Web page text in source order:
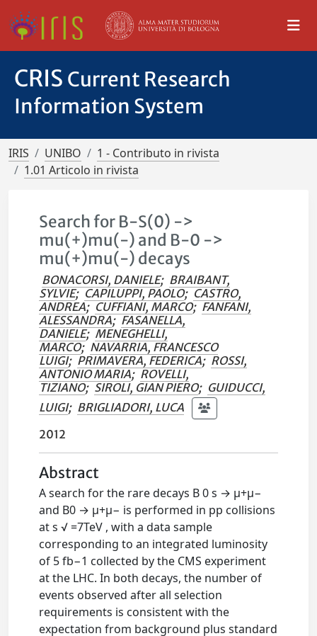
CRIS Current Research
Information System
IRIS UNIBO
1 - Contributo in rivista
1.01 Articolo in rivista
Search for B-S(0) ->
mu(+)mu(-) and B-0 ->
mu(+)mu(-) decays
BONACORSI, DANIELE; BRAIBANT,
SYLVIE; CAPILUPPI, PAOLO; CASTRO,
ANDREA; CUFFIANI, MARCO; FANFANI,
ALESSANDRA; FASANELLA,
DANIELE; MENEGHELLI,
MARCO; NAVARRIA, FRANCESCO
LUIGI; PRIMAVERA, FEDERICA; ROSSI,
ANTONIO MARIA; ROVELLI,
TIZIANO; SIROLI, GIAN PIERO; GUIDUCCI,
LUIGI; BRIGLIADORI, LUCA
2012
Abstract
A search for the rare decays B 0 s → μ+μ−
and B0 → μ+μ− is performed in pp collisions
at s √ =7TeV , with a data sample
corresponding to an integrated luminosity
of 5 fb−1 collected by the CMS experiment
at the LHC. In both decays, the number of
events observed after all selection
requirements is consistent with the
expectation from background plus standard